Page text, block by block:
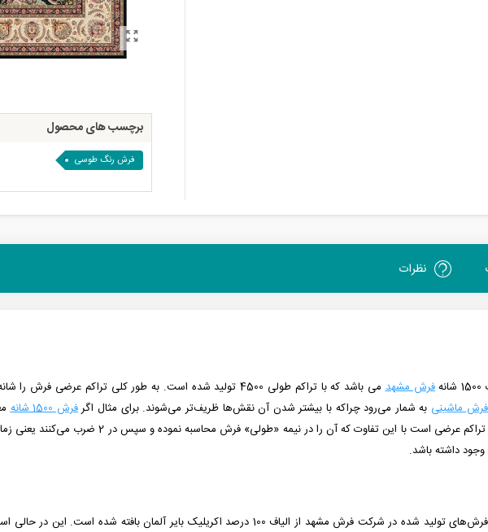
برچسب های محصول
فرش رنگ طوسی
نظرات
فرش مشهدمی باشد که با تراکم طولی 4500 تولید شده است.
به طور کلی تراکم عرضی فرش را
ماشینی به شمار می‌رود چراکه با بیشتر شدن آن نقش‌ها ظریف‌تر می‌شوند. برای مثال اگرفرش 1500 شانه
عرضی است با این تفاوت که آن را در نیمه «طولی» فرش محاسبه نموده و سپس در 2 ضرب می‌کنند
نیز همچون دیگر فرش‌های تولید شده در شرکت فرش مشهد از الیاف 100 درصد اکریلیک